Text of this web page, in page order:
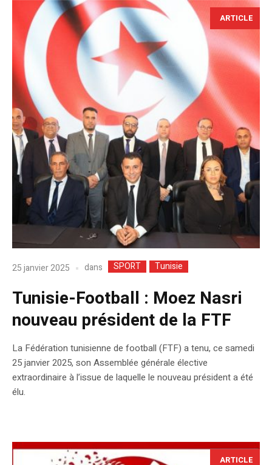
ARTICLE
25 janvier 2025 dans SPORT Tunisie
Tunisie-Football : Moez Nasri
nouveau président de la FTF
La Fédération tunisienne de football (FTF) a tenu, ce samedi
25 janvier 2025, son Assemblée générale élective
extraordinaire à l’issue de laquelle le nouveau président a été
élu.
ARTICLE